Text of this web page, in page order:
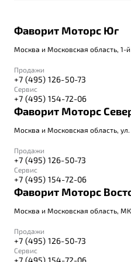
Фаворит Моторс Юг
Москва и Московская область, 1-
Продажи
+7 (495) 126-50-73
Сервис
+7 (495) 154-72-06
Фаворит Моторс
Москва и Московская область, ул.
Продажи
+7 (495) 126-50-73
Сервис
+7 (495) 154-72-06
Фаворит Моторс
Москва и Московская область,
Продажи
+7 (495) 126-50-73
Сервис
+7 (495) 154-72-06